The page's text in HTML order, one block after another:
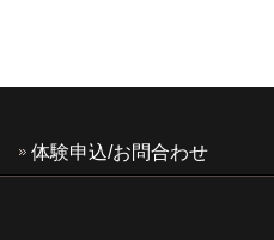
体験申込/お問合わせ